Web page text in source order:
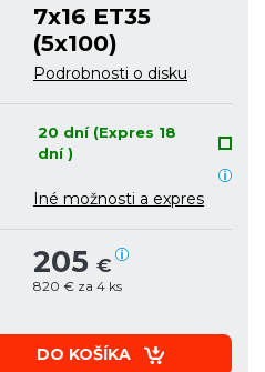
7x16 ET35
(5x100)
Podrobnosti o disku
20 dní (Expres 18
dní )
Iné možnosti a expres
205 €
820 € za 4 ks
DO KOŠÍKA